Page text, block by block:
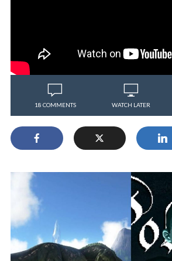
18 COMMENTS WATCH LATER